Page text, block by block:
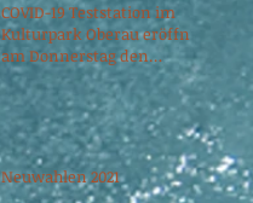
COVID-19 Teststation im
Kulturpark Oberau eröffnet
am Donnerstag den
06.05.2021
Neuwahlen 2021